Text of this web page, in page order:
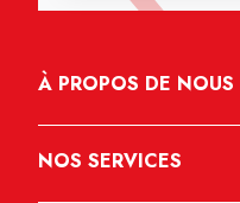
À PROPOS DE NOUS
NOS SERVICES